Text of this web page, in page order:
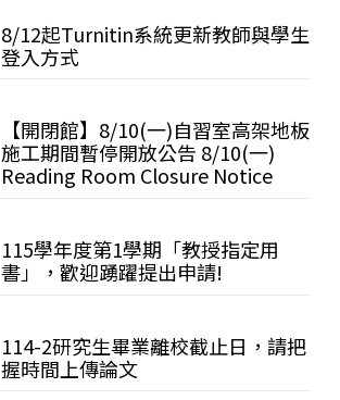
8/12起Turnitin系統更新教師與學生
登入方式
【開閉館】8/10(一)自習室高架地板
施工期間暫停開放公告 8/10(一)
Reading Room Closure Notice
115學年度第1學期「教授指定用
書」，歡迎踴躍提出申請!
114-2研究生畢業離校截止日，請把
握時間上傳論文